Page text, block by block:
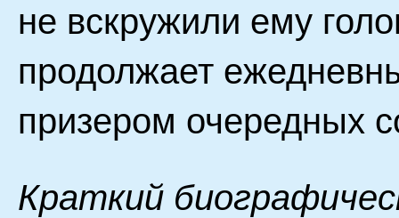
не вскружили ему
продолжает
призером очередных
Краткий